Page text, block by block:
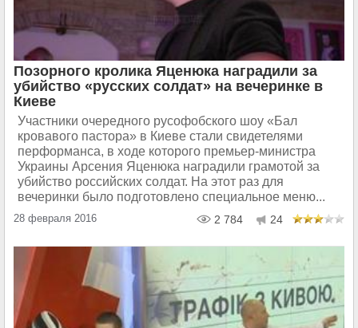
Позорного кролика Яценюка наградили за
убийство «русских солдат» на вечеринке в
Киеве
Участники очередного русофобского шоу «Бал
кровавого пастора» в Киеве стали свидетелями
перформанса, в ходе которого премьер-министра
Украины Арсения Яценюка наградили грамотой за
убийство российских солдат. На этот раз для
вечеринки было подготовлено специальное меню...
28 февраля 2016 2 784 24